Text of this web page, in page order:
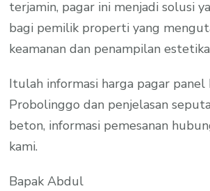
terjamin, pagar ini menjadi solusi
bagi pemilik properti yang
keamanan dan penampilan
Itulah informasi harga pagar
Probolinggo dan penjelasan
beton, informasi pemesanan
kami.
Bapak Abdul